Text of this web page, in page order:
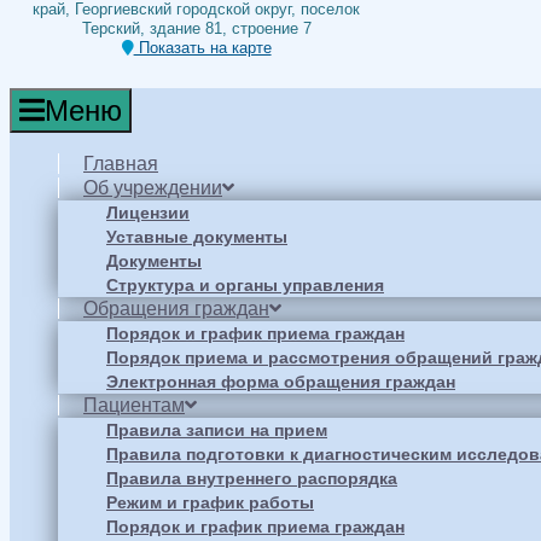
край, Георгиевский городской округ, поселок
Терский, здание 81, строение 7
Показать на карте
Меню
Главная
Об учреждении
Лицензии
Уставные документы
Документы
Структура и органы управления
Обращения граждан
Порядок и график приема граждан
Порядок приема и рассмотрения обращений
Электронная форма обращения граждан
Пациентам
Правила записи на прием
Правила подготовки к диагностическим
Правила внутреннего распорядка
Режим и график работы
Порядок и график приема граждан